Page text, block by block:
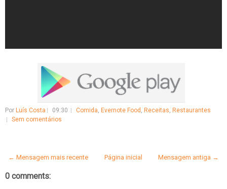
Por Luís Costa 09:30 Comida, Evernote Food , Receitas, Restaurantes
Sem comentários
← Mensagem mais recente Mensagem antiga →
Página inicial
0 comments: